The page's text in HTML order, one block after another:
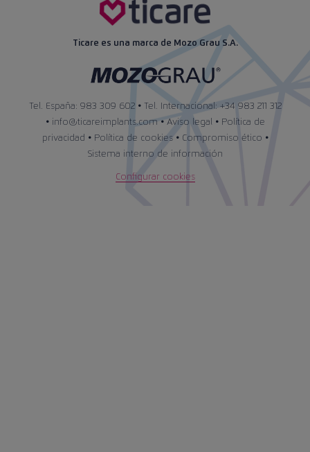
Ticare es una marca de Mozo Grau S.A.
Tel. España: 983 309 602 • Tel. Internacional: +34 983 211 312
• info@ticareimplants.com • Aviso legal • Política de
privacidad • Política de cookies• Compromiso ético •
Sistema interno de información
Configurar cookies